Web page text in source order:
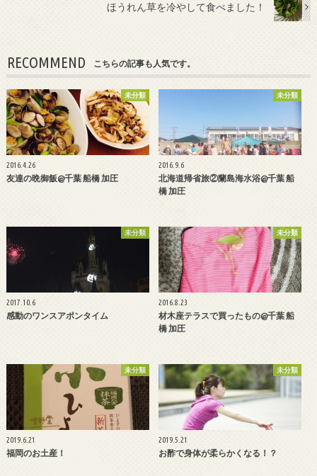
ほうれん草を冷やして食べました！
RECOMMEND こちらの記事も人気です。
未分類
2016.4.26
友達の晩御飯@千葉 船橋 加圧
未分類
2016.9.6
北海道帰省旅②蘭島海水浴@千葉 船
橋 加圧
未分類
2017.10.6
感動のワンスアポンタイム
未分類
2016.8.23
材木座テラスで買ったもの@千葉 船
橋 加圧
未分類
2019.6.21
福岡のお土産！
未分類
2019.5.21
お酢で身体が柔らかくなる！？